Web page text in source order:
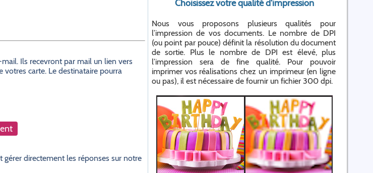
Ils recevront par mail un lien vers
carte. Le destinataire pourra
directement les réponses sur notre
Choisissez votre qualité d'impression
Nous vous proposons plusieurs qualités pour
l’impression de vos documents. Le nombre de DPI
(ou point par pouce) définit la résolution du document
de sortie. Plus le nombre de DPI est élevé, plus
l’impression sera de fine qualité. Pour pouvoir
imprimer vos réalisations chez un imprimeur (en ligne
ou pas), il est nécessaire de fournir un fichier 300 dpi.